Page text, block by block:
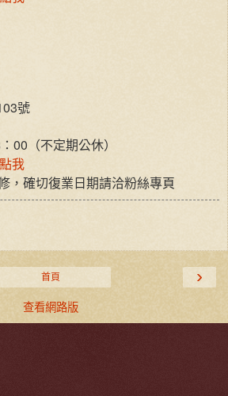
號
00（不定期公休）
我
，確切復業日期請洽粉絲專頁
›
首頁
查看網路版